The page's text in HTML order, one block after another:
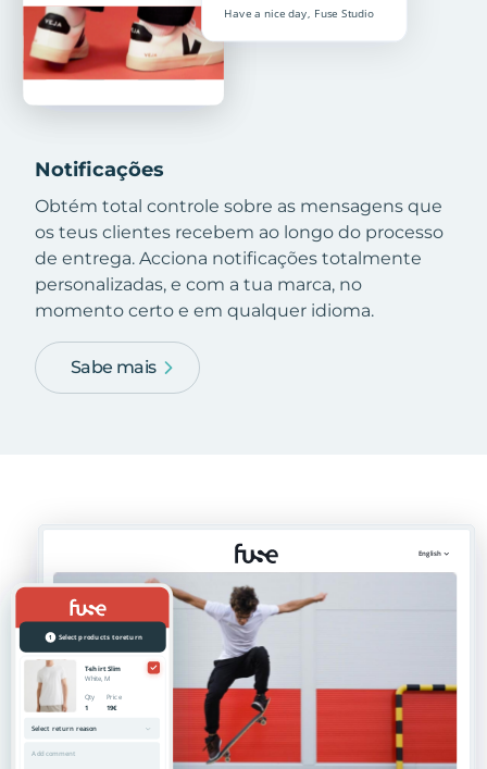
Notificações
Obtém total controle sobre as mensagens que
os teus clientes recebem ao longo do processo
de entrega. Acciona notificações totalmente
personalizadas, e com a tua marca, no
momento certo e em qualquer idioma.
Sabe mais